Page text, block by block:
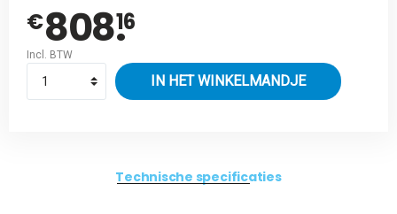
€808.16
Incl. BTW
IN HET WINKELMANDJE
Technische specificaties